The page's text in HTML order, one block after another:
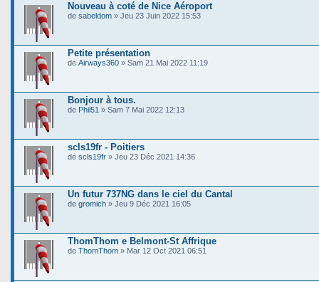
Nouveau à coté de Nice Aéroport
de sabeldom » Jeu 23 Juin 2022 15:53
Petite présentation
de Airways360 » Sam 21 Mai 2022 11:19
Bonjour à tous.
de Phil51 » Sam 7 Mai 2022 12:13
scls19fr - Poitiers
de scls19fr » Jeu 23 Déc 2021 14:36
Un futur 737NG dans le ciel du Cantal
de gromich » Jeu 9 Déc 2021 16:05
ThomThom e Belmont-St Affrique
de ThomThom » Mar 12 Oct 2021 06:51